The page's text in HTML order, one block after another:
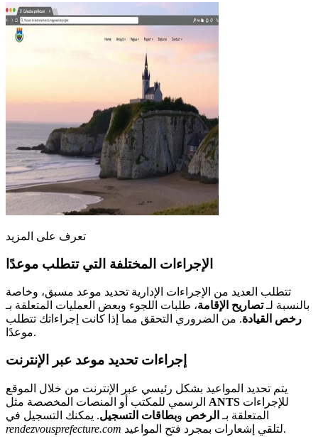
تعرف على المزيد
الإجراءات المختلفة التي تتطلب موعدًا
تتطلب العديد من الإجراءات الإدارية تحديد موعد مسبق، وخاصة
بالنسبة لـتصاريح الإقامة، طلبات اللجوء وبعض العمليات المتعلقة بـ
رخص القيادة. من الضروري التحقق مما إذا كانت إجراءاتك تتطلب
موعدًا.
إجراءات تحديد موعد عبر الإنترنت
يتم تحديد المواعيد بشكل رئيسي عبر الإنترنت من خلال الموقع
ANTS
المتعلقة بـ الرخص وبطاقات التسجيل. يمكنك التسجيل في
rendezvousprefecture.com
لتلقي إشعارات بمجرد فتح المواعيد.